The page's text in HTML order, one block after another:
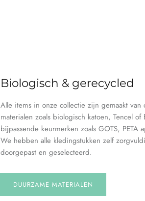
Biologisch & gerecycled
Alle items in onze collectie zijn gemaakt van
materialen zoals biologisch katoen, Tencel of
bijpassende keurmerken zoals GOTS, PETA
We hebben alle kledingstukken zelf
doorgepast en geselecteerd.
DUURZAME MATERIALEN